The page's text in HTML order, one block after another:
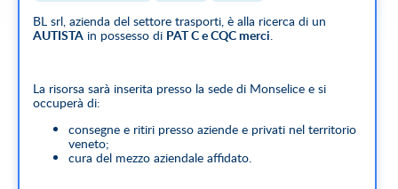
BL srl, azienda del settore trasporti, è alla ricerca di un
AUTISTA in possesso di PAT C e CQC merci.
La risorsa sarà inserita presso la sede di Monselice e si
occuperà di:
consegne e ritiri presso aziende e privati nel territorio
veneto;
cura del mezzo aziendale affidato.